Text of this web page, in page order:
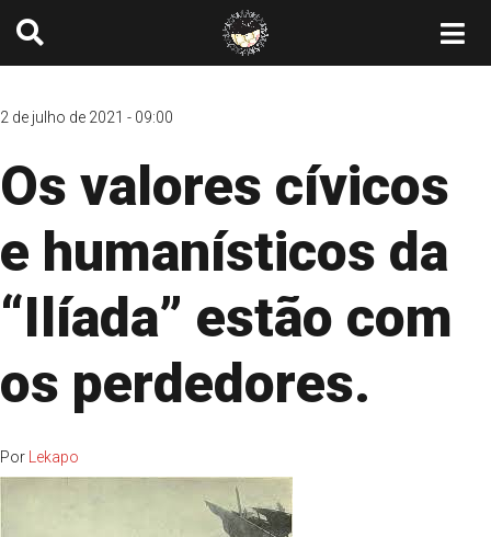
2 de julho de 2021 - 09:00
Os valores cívicos
e humanísticos da
“Ilíada” estão com
os perdedores.
Por Lekapo